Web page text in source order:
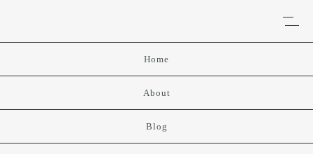
Home
About
Blog